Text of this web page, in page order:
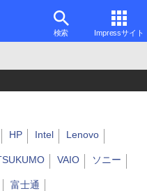
検索 Impressサイト
HP Intel Lenovo
VAIO ソニー
富士通